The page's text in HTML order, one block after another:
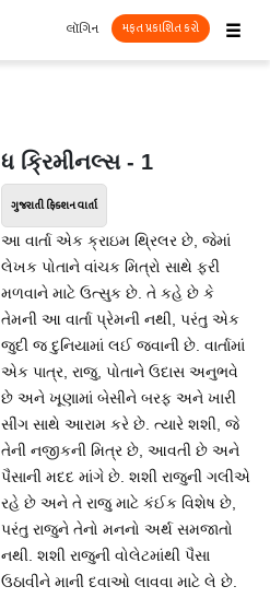
☰
લૉગિન મફત પ્રકાશિત કરો
ધ ક્રિમીનલ્સ - 1
ગુજરાતી ફિક્શન વાર્તા
આ વાર્તા એક ક્રાઇમ થ્રિલર છે, જેમાં
લેખક પોતાને વાંચક મિત્રો સાથે ફરી
મળવાને માટે ઉત્સુક છે. તે કહે છે કે
તેમની આ વાર્તા પ્રેમની નથી, પરંતુ એક
જુદી જ દુનિયામાં લઈ જવાની છે. વાર્તામાં
એક પાત્ર, રાજુ, પોતાને ઉદાસ અનુભવે
છે અને ખૂણામાં બેસીને બરફ અને ખારી
સીંગ સાથે આરામ કરે છે. ત્યારે શશી, જે
તેની નજીકની મિત્ર છે, આવતી છે અને
પૈસાની મદદ માંગે છે. શશી રાજુની ગલીએ
રહે છે અને તે રાજુ માટે કંઈક વિશેષ છે,
પરંતુ રાજુને તેનો મનનો અર્થ સમજાતો
નથી. શશી રાજુની વોલેટમાંથી પૈસા
ઉઠાવીને માની દવાઓ લાવવા માટે લે છે.